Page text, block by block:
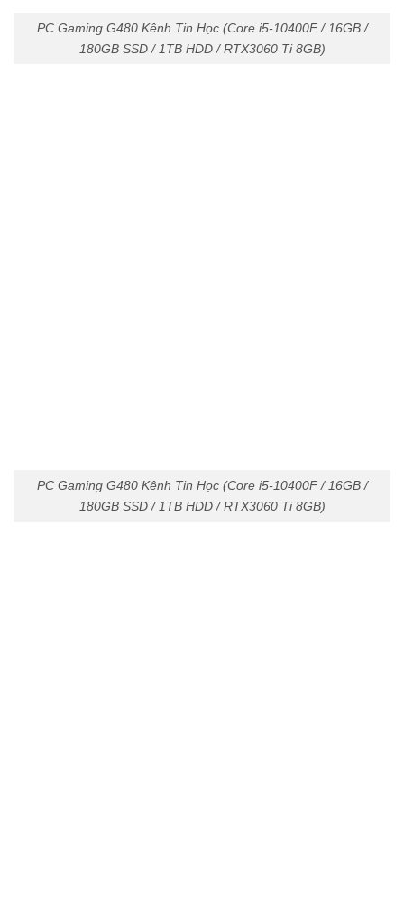
PC Gaming G480 Kênh Tin Học (Core i5-10400F / 16GB /
180GB SSD / 1TB HDD / RTX3060 Ti 8GB)
PC Gaming G480 Kênh Tin Học (Core i5-10400F / 16GB /
180GB SSD / 1TB HDD / RTX3060 Ti 8GB)